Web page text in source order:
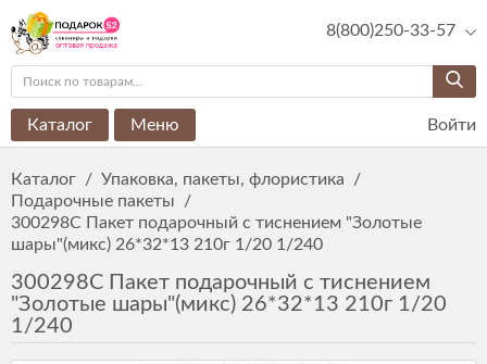
8(800)250-33-57
Каталог Меню Войти
Каталог / Упаковка, пакеты, флористика
/
Подарочные пакеты
/
300298C Пакет подарочный с тиснением "Золотые
шары"(микс) 26*32*13 210г 1/20 1/240
300298C Пакет подарочный с тиснением
"Золотые шары"(микс) 26*32*13 210г 1/20
1/240